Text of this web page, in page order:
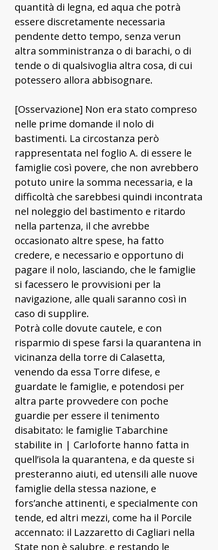
quantità di legna, ed aqua che potrà
essere discretamente necessaria
pendente detto tempo, senza verun
altra somministranza o di barachi, o di
tende o di qualsivoglia altra cosa, di cui
potessero allora abbisognare.
[Osservazione] Non era stato compreso
nelle prime domande il nolo di
bastimenti. La circostanza però
rappresentata nel foglio A. di essere le
famiglie così povere, che non avrebbero
potuto unire la somma necessaria, e la
difficoltà che sarebbesi quindi incontrata
nel noleggio del bastimento e ritardo
nella partenza, il che avrebbe
occasionato altre spese, ha fatto
credere, e necessario e opportuno di
pagare il nolo, lasciando, che le famiglie
si facessero le provvisioni per la
navigazione, alle quali saranno così in
caso di supplire.
Potrà colle dovute cautele, e con
risparmio di spese farsi la quarantena in
vicinanza della torre di Calasetta,
venendo da essa Torre difese, e
guardate le famiglie, e potendosi per
altra parte provvedere con poche
guardie per essere il tenimento
disabitato: le famiglie Tabarchine
stabilite in | Carloforte hanno fatta in
quell’isola la quarantena, e da queste si
presteranno aiuti, ed utensili alle nuove
famiglie della stessa nazione, e
fors’anche attinenti, e specialmente con
tende, ed altri mezzi, come ha il Porcile
accennato: il Lazzaretto di Cagliari nella
State non è salubre, e restando le